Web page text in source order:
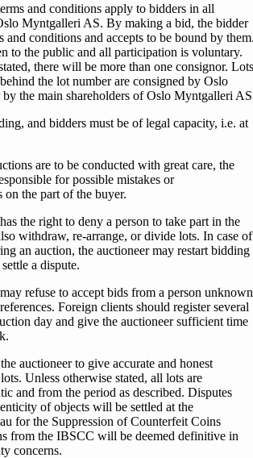
and conditions apply to bidders in all
Myntgalleri AS. By making a bid, the bidder
and conditions and accepts to be bound by
to the public and all participation is voluntary.
there will be more than one consignor. Lots
the lot number are consigned by Oslo
the main shareholders of Oslo Myntgalleri
and bidders must be of legal capacity, i.e. at
are to be conducted with great care, the
for possible mistakes or
on the part of the buyer.
the right to deny a person to take part in the
withdraw, re-arrange, or divide lots. In case of
an auction, the auctioneer may restart bidding
a dispute.
refuse to accept bids from a person unknown
Foreign clients should register several
day and give the auctioneer sufficient time
auctioneer to give accurate and honest
Unless otherwise stated, all lots are
and from the period as described. Disputes
of objects will be settled at the
for the Suppression of Counterfeit Coins
from the IBSCC will be deemed definitive in
concerns.